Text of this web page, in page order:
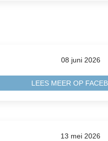
08 juni 2026
LEES MEER OP
13 mei 2026